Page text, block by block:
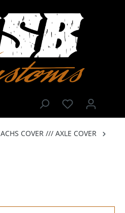
ACHS COVER /// AXLE COVER